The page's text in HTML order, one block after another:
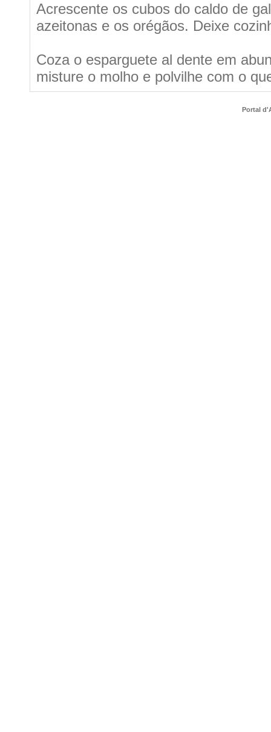
Acrescente os cubos do caldo de
azeitonas e os orégãos. Deixe
Coza o esparguete al dente em
misture o molho e polvilhe com o
Portal